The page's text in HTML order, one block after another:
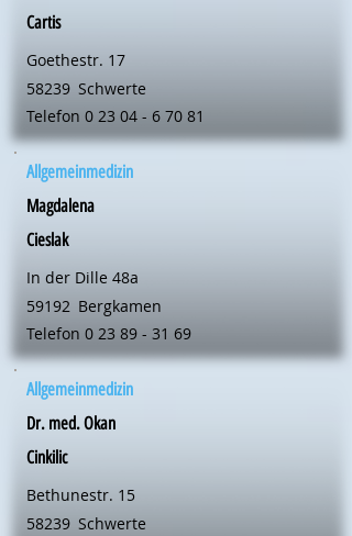
Cartis
Goethestr. 17
58239 Schwerte
Telefon 0 23 04 - 6 70 81
Allgemeinmedizin
Magdalena
Cieslak
In der Dille 48a
59192 Bergkamen
Telefon 0 23 89 - 31 69
Allgemeinmedizin
Dr. med. Okan
Cinkilic
Bethunestr. 15
58239 Schwerte